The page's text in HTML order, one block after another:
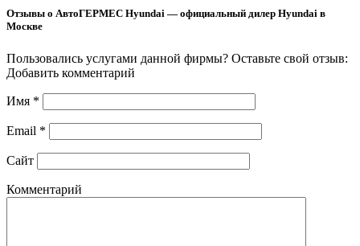
Отзывы о АвтоГЕРМЕС Hyundai — официальный дилер Hyundai в
Москве
Пользовались услугами данной фирмы? Оставьте свой отзыв:
Добавить комментарий
Имя *
Email *
Сайт
Комментарий